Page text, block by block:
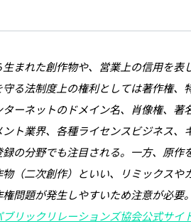
まれた創作物や、営業上の信用を表
る法制度上の権利としては著作権、
ーネットのドメイン名、肖像権、著
ト業界、各種ライセンスビジネス、
の分野でも注目される。一方、原作
（二次創作）といい、リミックスや
問題が発生しやすいため注意が必要。
リックリレーションズ協会公式サイ